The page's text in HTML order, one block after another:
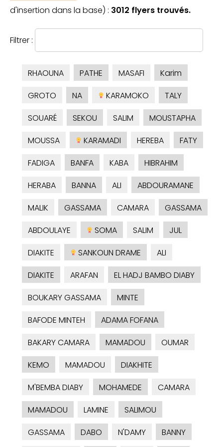
d'insertion dans la base) : 3012 flyers trouvés.
Filtrer :
RHAOUNA PATHE MASAFI
Karim
GROTO
NA KARAMOKO
TALY
SOUARÉ
SEKOU SALIM
MOUSTAPHA
MOUSSA
KARAMADI HEREBA
FATY
FADIGA
BANFA KABA
HIBRAHIM
HERABA
BANNA ALI
ABDOURAMANE
MALIK
GASSAMA CAMARA
GASSAMA
ABDOULAYE
SOMA SALIM
JUL
DIAKITE
SANKOUN DRAME
ALI
DIAKITE
ARAFAN
EL HADJ BAMBO DIABY
BOUKARY GASSAMA
MINTE
BAFODE MINTEH
ADAMA FOFANA
BAKARY CAMARA
MAMADOU
OUMAR
KEMO
MAMADOU
DIAKHITE
M'BEMBA DIABY
MOHAMEDE
CAMARA
MAMADOU
LAMINE
SALIMOU
GASSAMA
DABO N'DAMY
BANNY